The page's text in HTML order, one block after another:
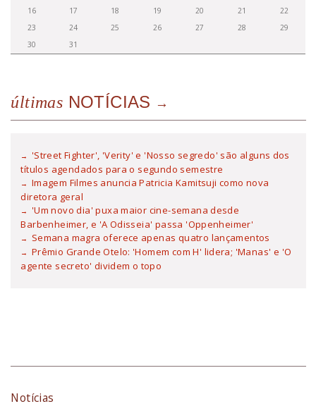
16
17 18 19 20 21
22
23
24 25 26 27 28
29
30
31
últimas NOTÍCIAS
'Street Fighter', 'Verity' e 'Nosso segredo' são alguns dos
títulos agendados para o segundo semestre
Imagem Filmes anuncia Patricia Kamitsuji como nova
diretora geral
'Um novo dia' puxa maior cine-semana desde
Barbenheimer, e 'A Odisseia' passa 'Oppenheimer'
Semana magra oferece apenas quatro lançamentos
Prêmio Grande Otelo: 'Homem com H' lidera; 'Manas' e 'O
agente secreto' dividem o topo
Notícias